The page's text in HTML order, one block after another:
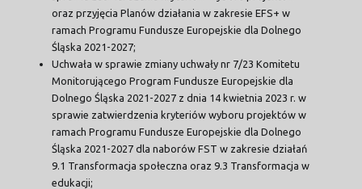
oraz przyjęcia Planów działania w zakresie EFS+ w
ramach Programu Fundusze Europejskie dla Dolnego
Śląska 2021-2027;
Uchwała w sprawie zmiany uchwały nr 7/23 Komitetu
Monitorującego Program Fundusze Europejskie dla
Dolnego Śląska 2021-2027 z dnia 14 kwietnia 2023 r. w
sprawie zatwierdzenia kryteriów wyboru projektów w
ramach Programu Fundusze Europejskie dla Dolnego
Śląska 2021-2027 dla naborów FST w zakresie działań
9.1 Transformacja społeczna oraz 9.3 Transformacja w
edukacji;